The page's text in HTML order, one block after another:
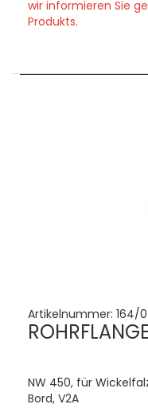
wir informieren Sie
Produkts.
Artikelnummer: 164/
NW 450, für
Bord, V2A